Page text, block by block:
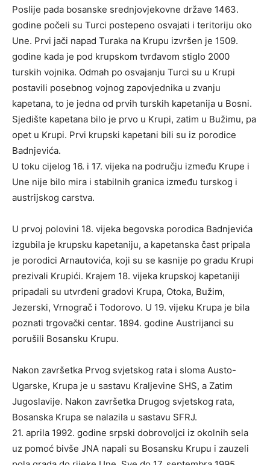
Poslije pada bosanske srednjovjekovne države 1463.
godine počeli su Turci postepeno osvajati i teritoriju oko
Une. Prvi jači napad Turaka na Krupu izvršen je 1509.
godine kada je pod krupskom tvrđavom stiglo 2000
turskih vojnika. Odmah po osvajanju Turci su u Krupi
postavili posebnog vojnog zapovjednika u zvanju
kapetana, to je jedna od prvih turskih kapetanija u Bosni.
Sjedište kapetana bilo je prvo u Krupi, zatim u Bužimu, pa
opet u Krupi. Prvi krupski kapetani bili su iz porodice
Badnjevića.
U toku cijelog 16. i 17. vijeka na području između Krupe i
Une nije bilo mira i stabilnih granica između turskog i
austrijskog carstva.
U prvoj polovini 18. vijeka begovska porodica Badnjevića
izgubila je krupsku kapetaniju, a kapetanska čast pripala
je porodici Arnautovića, koji su se kasnije po gradu Krupi
prezivali Krupići. Krajem 18. vijeka krupskoj kapetaniji
pripadali su utvrđeni gradovi Krupa, Otoka, Bužim,
Jezerski, Vrnograč i Todorovo. U 19. vijeku Krupa je bila
poznati trgovački centar. 1894. godine Austrijanci su
porušili Bosansku Krupu.
Nakon završetka Prvog svjetskog rata i sloma Austo-
Ugarske, Krupa je u sastavu Kraljevine SHS, a Zatim
Jugoslavije. Nakon završetka Drugog svjetskog rata,
Bosanska Krupa se nalazila u sastavu SFRJ.
21. aprila 1992. godine srpski dobrovoljci iz okolnih sela
uz pomoć bivše JNA napali su Bosansku Krupu i zauzeli